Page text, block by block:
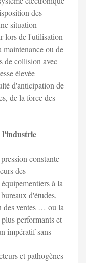
des
situation
lors de l'utilisation
maintenance ou de
de collision avec
élevée
d'anticipation de
de la force des
l'industrie
constante
des
à la
d'études,
des ventes … ou la
performants et
impératif sans
et pathogènes